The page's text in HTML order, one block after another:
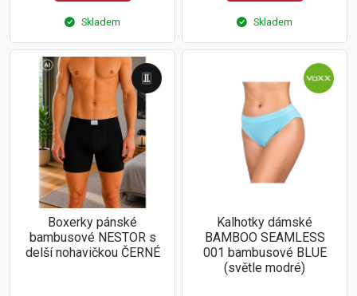
Skladem Skladem
Boxerky pánské
bambusové NESTOR s
delší nohavičkou ČERNÉ
Kalhotky dámské
BAMBOO SEAMLESS
001 bambusové BLUE
(světle modré)